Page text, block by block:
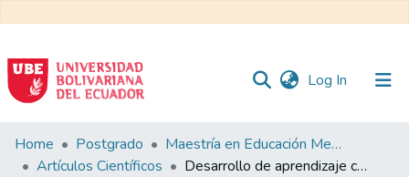
Log In (current)
Communities
&
Home Postgrado
Maestría en Educación Mención en Pedagogía en Entornos Digitales
Artículos Científicos
Desarrollo de aprendizaje colaborativo para estudiantes con necesidades educativas especiales: El caso de la herramienta Canva